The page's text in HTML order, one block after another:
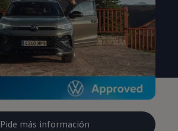
Pide más información